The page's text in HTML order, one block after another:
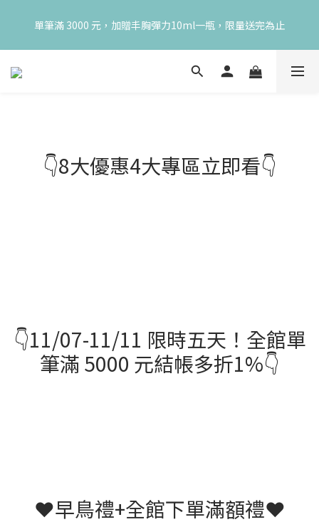
隨身瓶，再享超值滿額贈 👉
單筆滿 3000 元，加贈丰胸彈力10ml一瓶，限量送完為止
😍 8月慶典！250ml 無痛/深呼吸/橙花開賣！獨享 68 折再送 20ml
👇8大優惠4大專區立即看👇
👇11/07-11/11 限時五天！全館單
筆滿 5000 元結帳多折1%👇
❤️早鳥禮+全館下單滿額禮❤️